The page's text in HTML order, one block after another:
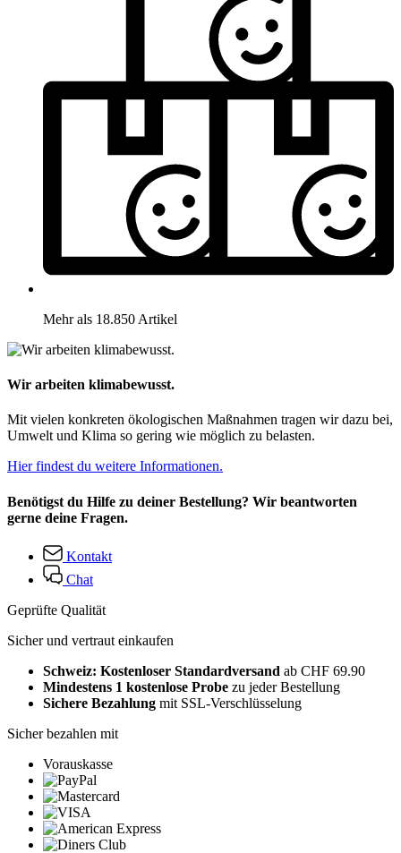
Mehr als 18.850 Artikel
Wir arbeiten klimabewusst.
Mit vielen konkreten ökologischen Maßnahmen tragen wir dazu bei,
Umwelt und Klima so gering wie möglich zu belasten.
Hier findest du weitere Informationen.
Benötigst du Hilfe zu deiner Bestellung? Wir beantworten
gerne deine Fragen.
Kontakt
Chat
Geprüfte Qualität
Sicher und vertraut einkaufen
Schweiz: Kostenloser Standardversand ab CHF 69.90
Mindestens 1 kostenlose Probe zu jeder Bestellung
Sichere Bezahlung mit SSL-Verschlüsselung
Sicher bezahlen mit
Vorauskasse